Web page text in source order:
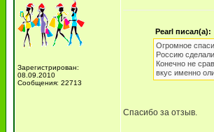
Зарегистрирован:
08.09.2010
Сообщения: 22713
Pearl писал(а):
Огромное
Россию
Конечно не
вкус именно
Спасибо за отзыв.